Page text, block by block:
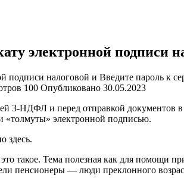
электронной подписи
100 Опубликовано 30.05.2023
3-НДФЛ и перед отправкой документов
электронной подписью.
здесь.
такое. Тема полезная как для помощи
пенсионеры — люди преклонного